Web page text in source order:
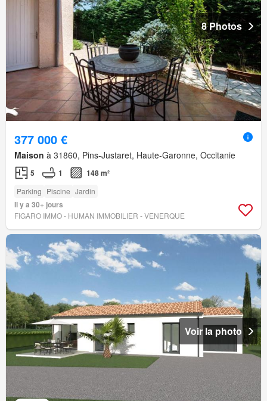
8 Photos
377 000 €
Maison à 31860, Pins-Justaret, Haute-Garonne, Occitanie
5 1 148 m²
Parking Piscine Jardin
Il y a 30+ jours
FIGARO IMMO - HUMAN IMMOBILIER - VENERQUE
Voir la photo